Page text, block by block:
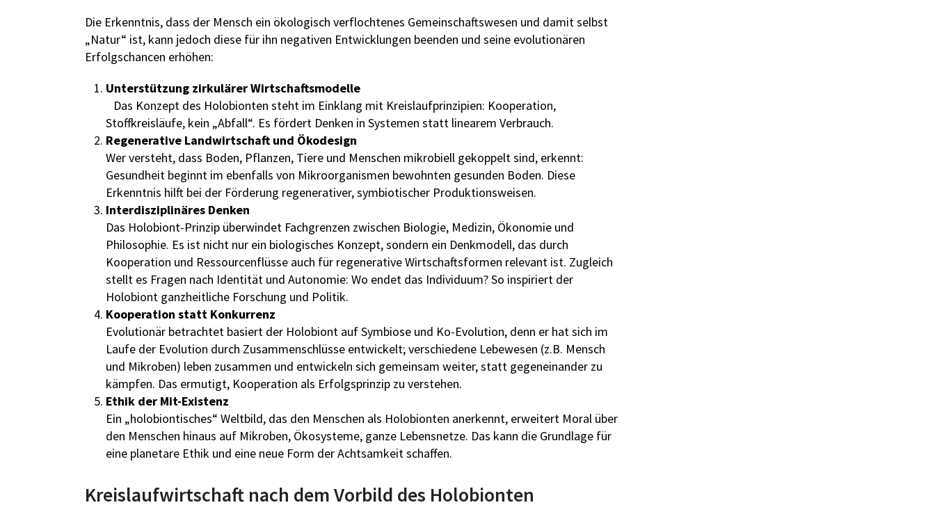
Die Erkenntnis, dass der Mensch ein ökologisch verflochtenes Gemeinschaftswesen und damit selbst
„Natur“ ist, kann jedoch diese für ihn negativen Entwicklungen beenden und seine evolutionären
Erfolgschancen erhöhen:
Unterstützung zirkulärer Wirtschaftsmodelle
Das Konzept des Holobionten steht im Einklang mit Kreislaufprinzipien: Kooperation,
Stoffkreisläufe, kein „Abfall“. Es fördert Denken in Systemen statt linearem Verbrauch.
Regenerative Landwirtschaft und Ökodesign
Wer versteht, dass Boden, Pflanzen, Tiere und Menschen mikrobiell gekoppelt sind, erkennt:
Gesundheit beginnt im ebenfalls von Mikroorganismen bewohnten gesunden Boden. Diese
Erkenntnis hilft bei der Förderung regenerativer, symbiotischer Produktionsweisen.
Interdisziplinäres Denken
Das Holobiont-Prinzip überwindet Fachgrenzen zwischen Biologie, Medizin, Ökonomie und
Philosophie. Es ist nicht nur ein biologisches Konzept, sondern ein Denkmodell, das durch
Kooperation und Ressourcenflüsse auch für regenerative Wirtschaftsformen relevant ist. Zugleich
stellt es Fragen nach Identität und Autonomie: Wo endet das Individuum? So inspiriert der
Holobiont ganzheitliche Forschung und Politik.
Kooperation statt Konkurrenz
Evolutionär betrachtet basiert der Holobiont auf Symbiose und Ko-Evolution, denn er hat sich im
Laufe der Evolution durch Zusammenschlüsse entwickelt; verschiedene Lebewesen (z.B. Mensch
und Mikroben) leben zusammen und entwickeln sich gemeinsam weiter, statt gegeneinander zu
kämpfen. Das ermutigt, Kooperation als Erfolgsprinzip zu verstehen.
Ethik der Mit-Existenz
Ein „holobiontisches“ Weltbild, das den Menschen als Holobionten anerkennt, erweitert Moral über
den Menschen hinaus auf Mikroben, Ökosysteme, ganze Lebensnetze. Das kann die Grundlage für
eine planetare Ethik und eine neue Form der Achtsamkeit schaffen.
Kreislaufwirtschaft nach dem Vorbild des Holobionten